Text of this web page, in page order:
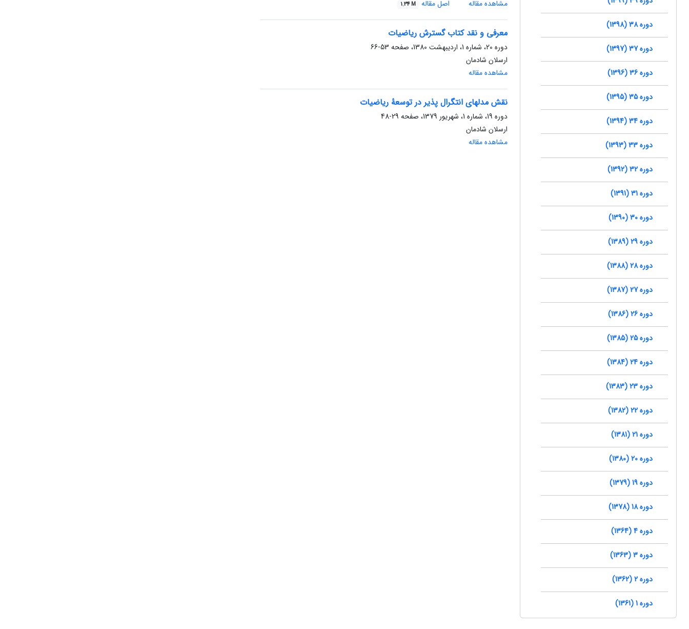
مشاهده مقاله
اصل مقاله 1.34 M
معرفی و نقد کتاب گسترش ریاضیات
دوره 20، شماره 1، اردیبهشت 1380، صفحه
53-66
ارسلان شادمان
مشاهده مقاله
نقش مدلهای انتگرال پذیر در توسعۀ ریاضیات
دوره 19، شماره 1، شهریور 1379، صفحه
29-48
ارسلان شادمان
مشاهده مقاله
دوره 38 (1398)
دوره 37 (1397)
دوره 36 (1396)
دوره 35 (1395)
دوره 34 (1394)
دوره 33 (1393)
دوره 32 (1392)
دوره 31 (1391)
دوره 30 (1390)
دوره 29 (1389)
دوره 28 (1388)
دوره 27 (1387)
دوره 26 (1386)
دوره 25 (1385)
دوره 24 (1384)
دوره 23 (1383)
دوره 22 (1382)
دوره 21 (1381)
دوره 20 (1380)
دوره 19 (1379)
دوره 18 (1378)
دوره 4 (1364)
دوره 3 (1363)
دوره 2 (1362)
دوره 1 (1361)